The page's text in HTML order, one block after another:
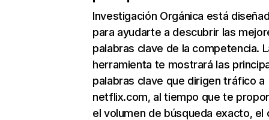
Investigación Orgánica está
para ayudarte a descubrir las
palabras clave de la competencia.
herramienta te mostrará las
palabras clave que dirigen tráfico a
netflix.com, al tiempo que te
el volumen de búsqueda exacto, el